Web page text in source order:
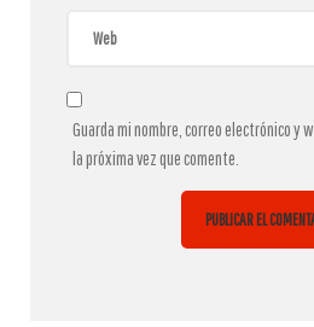
Guarda mi nombre, correo electrónico y
la próxima vez que comente.